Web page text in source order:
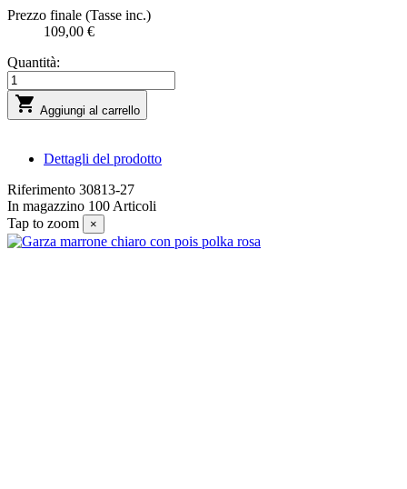
Prezzo finale (Tasse inc.)
109,00 €
Quantità:
 Aggiungi al carrello
Dettagli del prodotto
Riferimento 30813-27
In magazzino 100 Articoli
Tap to zoom
×